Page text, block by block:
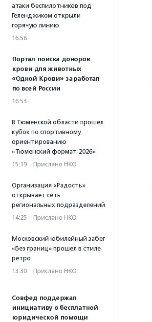
атаки беспилотников под
Геленджиком открыли
горячую линию
16:58
Портал поиска доноров
крови для животных
«Одной Крови» заработал
по всей России
16:53
В Тюменской области прошел
кубок по спортивному
ориентированию
«Тюменский формат-2026»
15:19 · Прислано НКО
Организация «Радость»
открывает сеть
региональных подразделений
14:25 · Прислано НКО
Московский юбилейный забег
«Без границ» прошел в стиле
ретро
13:30 · Прислано НКО
Совфед поддержал
инициативу о бесплатной
юридической помощи